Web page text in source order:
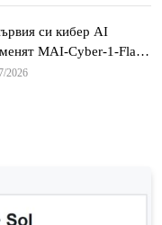
си кибер AI
MAI-Cyber-1-Flash
2026